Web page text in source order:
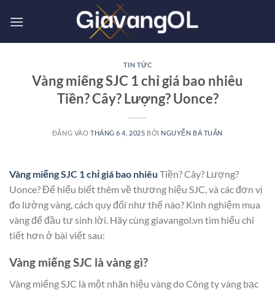
qua
TIN TỨC
Vàng miếng SJC 1 chỉ giá bao nhiêu
Tiền? Cây? Lượng? Uonce?
ĐĂNG VÀO THÁNG 6 4, 2025 BỞI NGUYỄN BÁ TUẤN
Vàng miếng SJC 1 chỉ giá bao nhiêu Tiền? Cây? Lượng?
Uonce? Để hiểu biết thêm về thương hiệu SJC, và các đơn vị
đo lường vàng, cách quy đổi như thế nào? Kinh nghiệm mua
vàng để đầu tư sinh lời. Hãy cùng giavangol.vn tìm hiểu chi
tiết hơn ở bài viết sau:
Vàng miếng SJC là vàng gì?
Vàng miếng SJC là một nhãn hiệu vàng do Công ty vàng bạc